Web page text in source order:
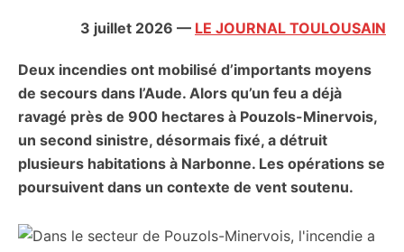
3 juillet 2026 — LE JOURNAL TOULOUSAIN
Deux incendies ont mobilisé d’importants moyens
de secours dans l’Aude. Alors qu’un feu a déjà
ravagé près de 900 hectares à Pouzols-Minervois,
un second sinistre, désormais fixé, a détruit
plusieurs habitations à Narbonne. Les opérations se
poursuivent dans un contexte de vent soutenu.